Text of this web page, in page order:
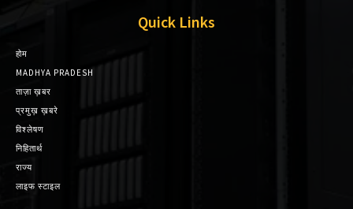
Quick Links
होम
MADHYA PRADESH
ताज़ा ख़बर
प्रमुख़ ख़बरे
विश्लेषण
निहितार्थ
राज्य
लाइफ स्टाइल